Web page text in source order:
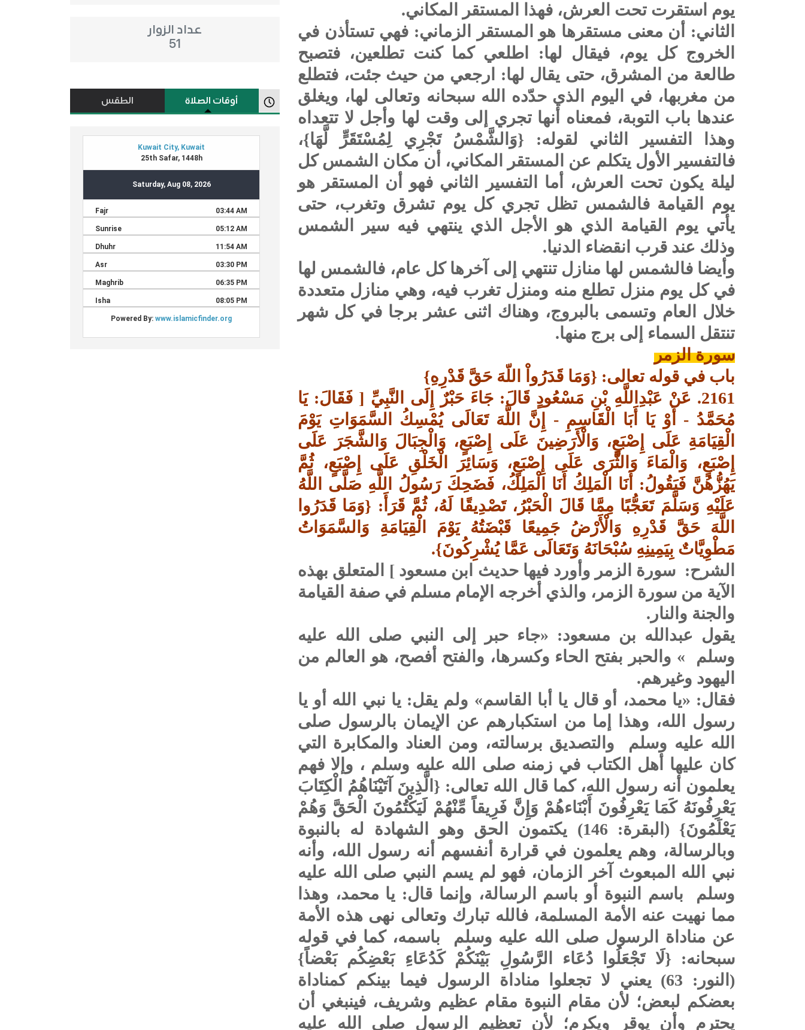
يوم استقرت تحت العرش، فهذا المستقر المكاني.
الثاني: أن معنى مستقرها هو المستقر الزماني: فهي تستأذن في
الخروج كل يوم، فيقال لها: اطلعي كما كنت تطلعين، فتصبح
طالعة من المشرق، حتى يقال لها: ارجعي من حيث جئت، فتطلع
من مغربها، في اليوم الذي حدّده الله سبحانه وتعالى لها، ويغلق
عندها باب التوبة، فمعناه أنها تجري إلى وقت لها وأجل لا تتعداه
وهذا التفسير الثاني لقوله: {وَالشَّمْسُ تَجْرِي لِمُسْتَقَرٍّ لَّهَا}،
فالتفسير الأول يتكلم عن المستقر المكاني، أن مكان الشمس كل
ليلة يكون تحت العرش، أما التفسير الثاني فهو أن المستقر هو
يوم القيامة فالشمس تظل تجري كل يوم تشرق وتغرب، حتى
يأتي يوم القيامة الذي هو الأجل الذي ينتهي فيه سير الشمس
وذلك عند قرب انقضاء الدنيا.
وأيضا فالشمس لها منازل تنتهي إلى آخرها كل عام، فالشمس لها
في كل يوم منزل تطلع منه ومنزل تغرب فيه، وهي منازل متعددة
خلال العام وتسمى بالبروج، وهناك اثنى عشر برجا في كل شهر
تنتقل السماء إلى برج منها.
سورة الزمر
باب في قوله تعالى: {وَمَا قَدَرُواْ اللّهَ حَقَّ قَدْرِهِ}
2161. عَنْ عَبْدِاللَّهِ بْنِ مَسْعُودٍ قَالَ: جَاءَ حَبْرٌ إِلَى النَّبِيِّ [ فَقَالَ: يَا
مُحَمَّدُ - أَوْ يَا أَبَا الْقَاسِمِ - إِنَّ اللَّهَ تَعَالَى يُمْسِكُ السَّمَوَاتِ يَوْمَ
الْقِيَامَةِ عَلَى إِصْبَعٍ، وَالْأَرَضِينَ عَلَى إِصْبَعٍ، وَالْجِبَالَ وَالشَّجَرَ عَلَى
إِصْبَعٍ، وَالْمَاءَ وَالثَّرَى عَلَى إِصْبَعٍ، وَسَائِرَ الْخَلْقِ عَلَى إِصْبَعٍ، ثُمَّ
يَهُزُّهُنَّ فَيَقُولُ: أَنَا الْمَلِكُ أَنَا الْمَلِكُ، فَضَحِكَ رَسُولُ اللَّهِ صَلَّى اللَّهُ
عَلَيْهِ وَسَلَّمَ تَعَجُّبًا مِمَّا قَالَ الْحَبْرُ، تَصْدِيقًا لَهُ، ثُمَّ قَرَأَ: {وَمَا قَدَرُوا
اللَّهَ حَقَّ قَدْرِهِ وَالْأَرْضُ جَمِيعًا قَبْضَتُهُ يَوْمَ الْقِيَامَةِ وَالسَّمَوَاتُ
مَطْوِيَّاتٌ بِيَمِينِهِ سُبْحَانَهُ وَتَعَالَى عَمَّا يُشْرِكُونَ}.
الشرح: سورة الزمر وأورد فيها حديث ابن مسعود ] المتعلق بهذه
الآية من سورة الزمر، والذي أخرجه الإمام مسلم في صفة القيامة
والجنة والنار.
يقول عبدالله بن مسعود: «جاء حبر إلى النبي صلى الله عليه
وسلم
» والحبر بفتح الحاء وكسرها، والفتح أفصح، هو العالم من
اليهود وغيرهم.
فقال: «يا محمد، أو قال يا أبا القاسم» ولم يقل: يا نبي الله أو يا
رسول الله، وهذا إما من استكبارهم عن الإيمان بالرسول صلى
الله عليه وسلم
والتصديق برسالته، ومن العناد والمكابرة التي
كان عليها أهل الكتاب في زمنه صلى الله عليه وسلم ، وإلا فهم
يعلمون أنه رسول الله، كما قال الله تعالى: {الَّذِينَ آتَيْنَاهُمُ الْكِتَابَ
يَعْرِفُونَهُ كَمَا يَعْرِفُونَ أَبْنَاءهُمْ وَإِنَّ فَرِيقاً مِّنْهُمْ لَيَكْتُمُونَ الْحَقَّ وَهُمْ
يَعْلَمُونَ} (البقرة: 146) يكتمون الحق وهو الشهادة له بالنبوة
وبالرسالة، وهم يعلمون في قرارة أنفسهم أنه رسول الله، وأنه
نبي الله المبعوث آخر الزمان، فهو لم يسم النبي صلى الله عليه
وسلم
باسم النبوة أو باسم الرسالة، وإنما قال: يا محمد، وهذا
مما نهيت عنه الأمة المسلمة، فالله تبارك وتعالى نهى هذه الأمة
عن مناداة الرسول صلى الله عليه وسلم
باسمه، كما في قوله
سبحانه: {لَا تَجْعَلُوا دُعَاء الرَّسُولِ بَيْنَكُمْ كَدُعَاءِ بَعْضِكُم بَعْضاً}
(النور: 63) يعني لا تجعلوا مناداة الرسول فيما بينكم كمناداة
بعضكم لبعض؛ لأن مقام النبوة مقام عظيم وشريف، فينبغي أن
يحترم وأن يوقر ويكرم؛ لأن تعظيم الرسول صلى الله عليه
عداد الزوار
51
أوقات الصلاة الطقس